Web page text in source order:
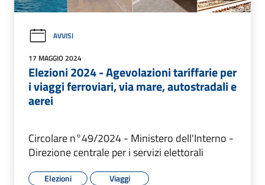
AVVISI
17 MAGGIO 2024
Elezioni 2024 - Agevolazioni tariffarie per
i viaggi ferroviari, via mare, autostradali e
aerei
Circolare n°49/2024 - Ministero dell'Interno -
Direzione centrale per i servizi elettorali
Elezioni Viaggi